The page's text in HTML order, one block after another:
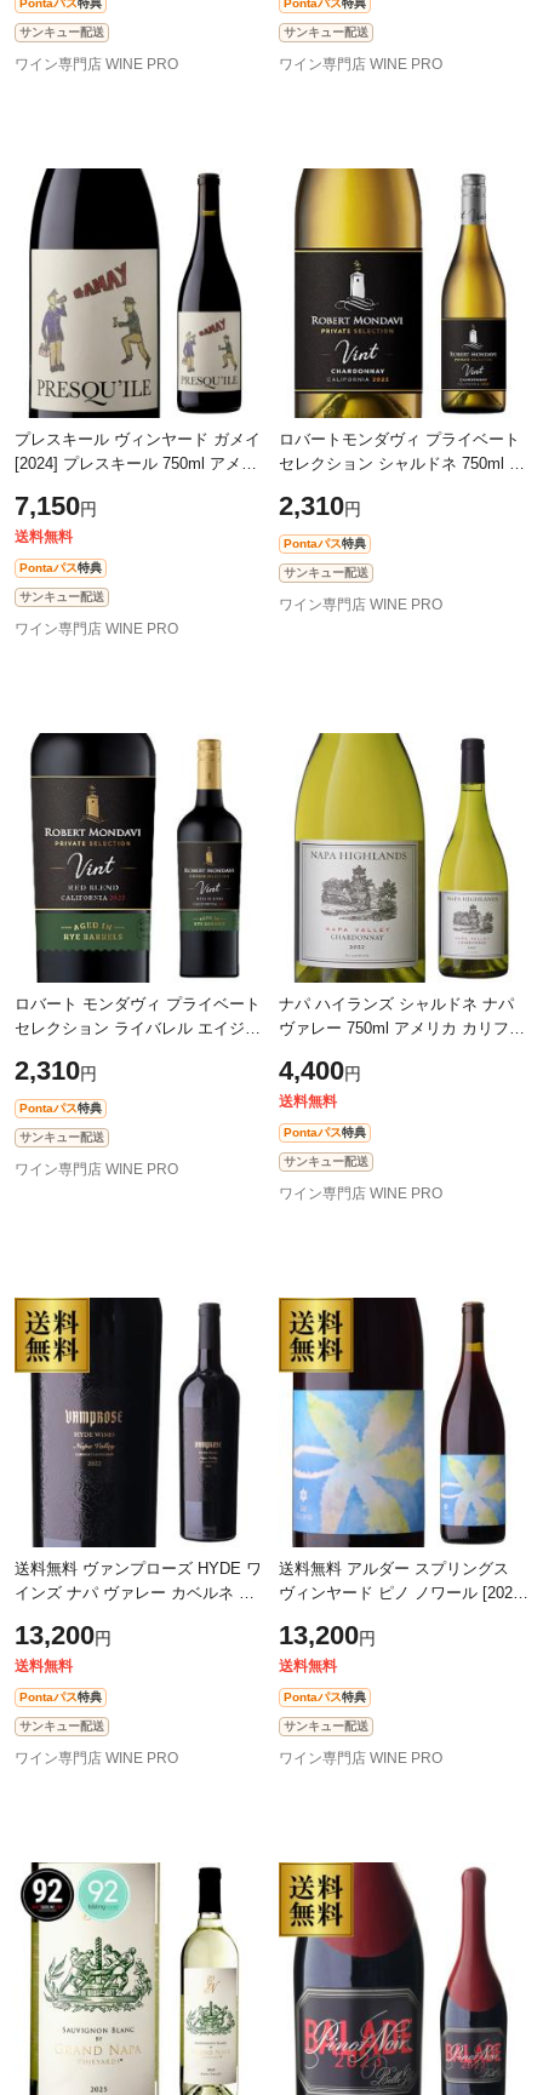
Pontaパス特典
サンキュー配送
ワイン専門店 WINE PRO
Pontaパス特典
サンキュー配送
ワイン専門店 WINE PRO
プレスキール ヴィンヤード ガメイ
[2024] プレスキール 750ml アメリ
浜運
7,150円
送料無料
Pontaパス特典
サンキュー配送
ワイン専門店 WINE PRO
ロバートモンダヴィ プライベート
セレクション シャルドネ 750ml 白
ニア 長S
2,310円
Pontaパス特典
サンキュー配送
ワイン専門店 WINE PRO
ロバート モンダヴィ プライベート
セレクション ライバレル エイジド
口 アメリカ 浜運A
2,310円
Pontaパス特典
サンキュー配送
ワイン専門店 WINE PRO
ナパ ハイランズ シャルドネ ナパ
ヴァレー 750ml アメリカ カリフォ
浜運
4,400円
送料無料
Pontaパス特典
サンキュー配送
ワイン専門店 WINE PRO
送料無料 ヴァンプローズ HYDE ワ
インズ ナパ ヴァレー カベルネ ソ
運 予約 2026/8/10以降発送予定
13,200円
送料無料
Pontaパス特典
サンキュー配送
ワイン専門店 WINE PRO
送料無料 アルダー スプリングス
ヴィンヤード ピノ ノワール [2024]
シーノ 辛口 赤ワイン 長S
13,200円
送料無料
Pontaパス特典
サンキュー配送
ワイン専門店 WINE PRO